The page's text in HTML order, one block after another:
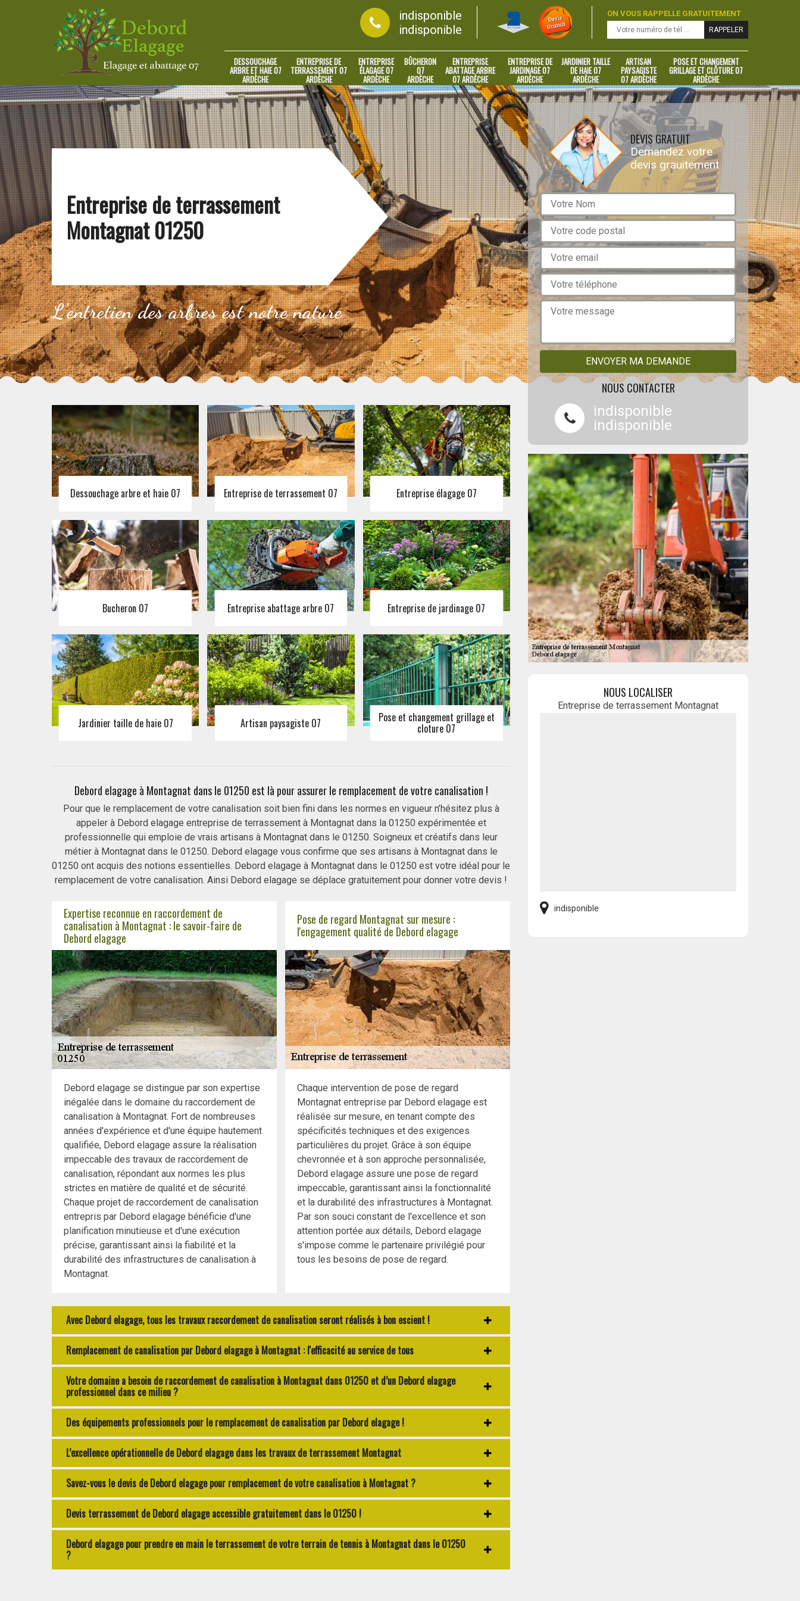
indisponible
indisponible
ON VOUS RAPPELLE GRATUITEMENT
DESSOUCHAGE
ARBRE ET HAIE 07
ARDÈCHE
ENTREPRISE DE
TERRASSEMENT 07
ARDÈCHE
ENTREPRISE
ÉLAGAGE 07
ARDÈCHE
BÛCHERON
07
ARDÈCHE
ENTREPRISE
ABATTAGE ARBRE
07 ARDÈCHE
ENTREPRISE DE
JARDINAGE 07
ARDÈCHE
JARDINIER TAILLE
DE HAIE 07
ARDÈCHE
ARTISAN
PAYSAGISTE
07 ARDÈCHE
POSE ET CHANGEMENT
GRILLAGE ET CLÔTURE 07
ARDÈCHE
Entreprise de terrassement
Montagnat 01250
L'entretien des arbres est notre nature
Dessouchage arbre et haie 07 Entreprise de terrassement 07 Entreprise élagage 07
Bucheron 07 Entreprise abattage arbre 07 Entreprise de jardinage 07
Jardinier taille de haie 07 Artisan paysagiste 07 Pose et changement grillage et
cloture 07
Debord elagage à Montagnat dans le 01250 est là pour assurer le remplacement de votre canalisation !
Pour que le remplacement de votre canalisation soit bien fini dans les normes en vigueur n’hésitez plus à
appeler à Debord elagage entreprise de terrassement à Montagnat dans la 01250 expérimentée et
professionnelle qui emploie de vrais artisans à Montagnat dans le 01250. Soigneux et créatifs dans leur
métier à Montagnat dans le 01250. Debord elagage vous confirme que ses artisans à Montagnat dans le
01250 ont acquis des notions essentielles. Debord elagage à Montagnat dans le 01250 est votre idéal pour le
remplacement de votre canalisation. Ainsi Debord elagage se déplace gratuitement pour donner votre devis !
Expertise reconnue en raccordement de
canalisation à Montagnat : le savoir-faire de
Debord elagage
Debord elagage se distingue par son expertise
inégalée dans le domaine du raccordement de
canalisation à Montagnat. Fort de nombreuses
années d'expérience et d'une équipe hautement
qualifiée, Debord elagage assure la réalisation
impeccable des travaux de raccordement de
canalisation, répondant aux normes les plus
strictes en matière de qualité et de sécurité.
Chaque projet de raccordement de canalisation
entrepris par Debord elagage bénéficie d'une
planification minutieuse et d'une exécution
précise, garantissant ainsi la fiabilité et la
durabilité des infrastructures de canalisation à
Montagnat.
Pose de regard Montagnat sur mesure :
l'engagement qualité de Debord elagage
Chaque intervention de pose de regard
Montagnat entreprise par Debord elagage est
réalisée sur mesure, en tenant compte des
spécificités techniques et des exigences
particulières du projet. Grâce à son équipe
chevronnée et à son approche personnalisée,
Debord elagage assure une pose de regard
impeccable, garantissant ainsi la fonctionnalité
et la durabilité des infrastructures à Montagnat.
Par son souci constant de l'excellence et son
attention portée aux détails, Debord elagage
s'impose comme le partenaire privilégié pour
tous les besoins de pose de regard.
Avec Debord elagage, tous les travaux raccordement de canalisation seront réalisés à bon escient !
Remplacement de canalisation par Debord elagage à Montagnat : l'efficacité au service de tous
Votre domaine a besoin de raccordement de canalisation à Montagnat dans 01250 et d’un Debord elagage
professionnel dans ce milieu ?
Des équipements professionnels pour le remplacement de canalisation par Debord elagage !
L’excellence opérationnelle de Debord elagage dans les travaux de terrassement Montagnat
Savez-vous le devis de Debord elagage pour remplacement de votre canalisation à Montagnat ?
Devis terrassement de Debord elagage accessible gratuitement dans le 01250 !
Debord elagage pour prendre en main le terrassement de votre terrain de tennis à Montagnat dans le 01250
?
DEVIS GRATUIT
Demandez votre
devis grauitement
NOUS CONTACTER
indisponible
indisponible
NOUS LOCALISER
Entreprise de terrassement Montagnat
indisponible